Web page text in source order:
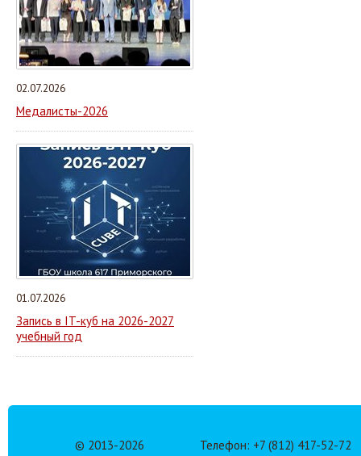
02.07.2026
Медалисты-2026
01.07.2026
Запись в IT-куб на 2026-2027
учебный год
© 2013-2026 Телефон: +7 (812) 417-52-72